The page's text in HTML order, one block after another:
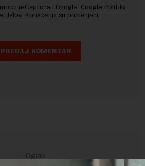
reCaptcha i Google. Google Politika
Uslovi Korišćenja su primenjeni.